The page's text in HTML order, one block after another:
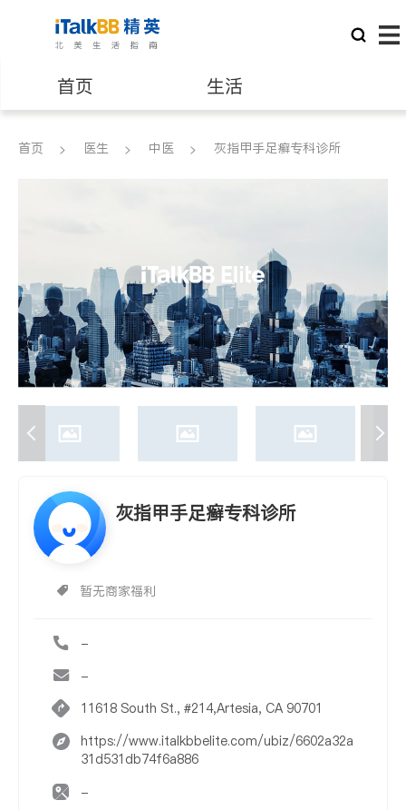
首页 生活
医生 律师
养老 非盈利组织
首页 医生 中医 灰指甲手足癣专科诊所
灰指甲手足癣专科诊所
暂无商家福利
-
-
11618 South St., #214,Artesia, CA 90701
https://www.italkbbelite.com/ubiz/6602a32a
31d531db74f6a886
-